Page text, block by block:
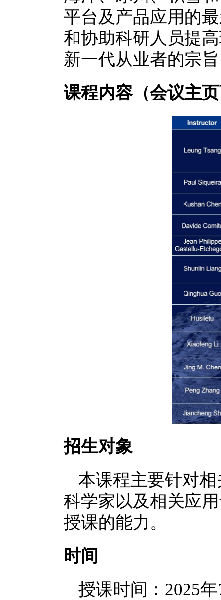
平台及产品应用的
和协助科研人员提
新一代从业者的宗
课程内容（会议主
招生对象
本课程主要针对
科学家以及相关应
授课的能力。
时间
授课时间：2025